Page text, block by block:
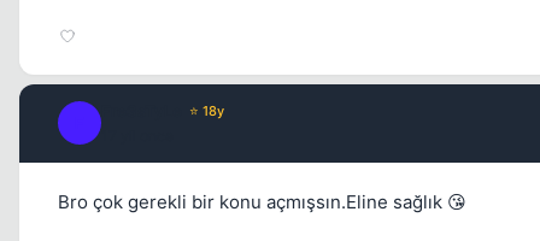
⭐ 18y
Bro çok gerekli bir konu açmışsın.Eline sağlık 😘